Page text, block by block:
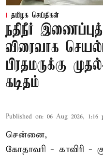
தமிழக செய்திகள்
நதிநீர்
விரைவாக
பிரதமருக்கு
கடிதம்
Published on: 06 Aug 2026, 1:16
சென்னை,
கோதாவரி - காவிரி -